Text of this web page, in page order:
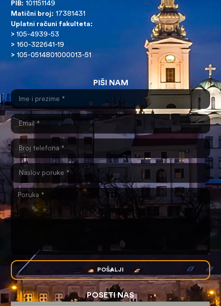
PIB: 101151149
Matični broj: 17381431
Uplatni računi fakulteta:
>105-4939-53
> 160-322641-19
> 105-0514801000013-51
PIŠI NAM
POŠALJI
POSETI NAS